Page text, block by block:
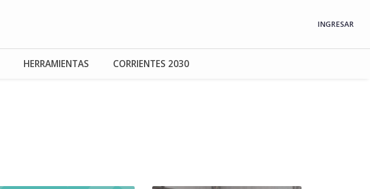
INGRESAR
HERRAMIENTAS CORRIENTES 2030